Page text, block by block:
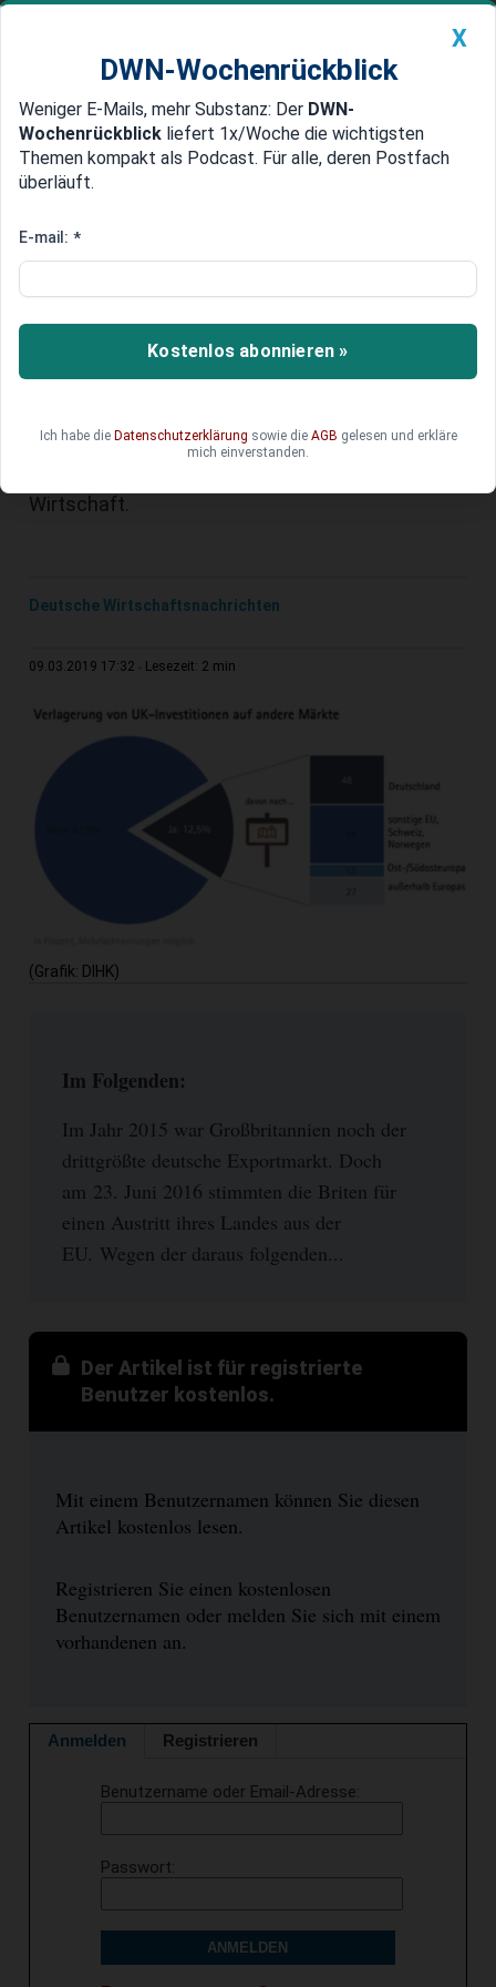
Newsticker MEIN DWN: Geldanlage Premium
Edelmetalle DWN-Magazin China
Exporte sind eingebrochen
Drohender Brexit hat der
deutschen Wirtschaft bereits
schwer geschadet
Wegen des drohenden Brexit sind die deutschen
Prozent abgesackt. Im Falle eines ungeordneten
EU-Austritts erwarten BDI und DIHK
Wirtschaft.
Deutsche Wirtschaftsnachrichten
09.03.2019 17:32 Lesezeit: 2 min
(Grafik: DIHK)
Im Folgenden:
Im Jahr 2015 war Großbritannien noch der
drittgrößte deutsche Exportmarkt. Doch
am 23. Juni 2016 stimmten die Briten für
einen Austritt ihres Landes aus der
EU. Wegen der daraus folgenden...
Der Artikel ist für registrierte
Benutzer kostenlos.
Mit einem Benutzernamen können Sie diesen
Artikel kostenlos lesen.
Registrieren Sie einen kostenlosen
Benutzernamen oder melden Sie sich mit einem
vorhandenen an.
Anmelden Registrieren
Benutzername oder Email-Adresse
Passwort
ANMELDEN
X
DWN-Wochenrückblick
Weniger E-Mails, mehr Substanz: Der DWN-
Wochenrückblick liefert 1x/Woche die wichtigsten
Themen kompakt als Podcast. Für alle, deren Postfach
überläuft.
E-mail: *
Kostenlos abonnieren »
Ich habe die Datenschutzerklärung sowie die AGB gelesen und erkläre
mich einverstanden.